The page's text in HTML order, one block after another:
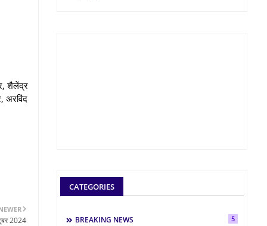
शैलेंद्र
अरविंद
2024
CATEGORIES
BREAKING NEWS 5